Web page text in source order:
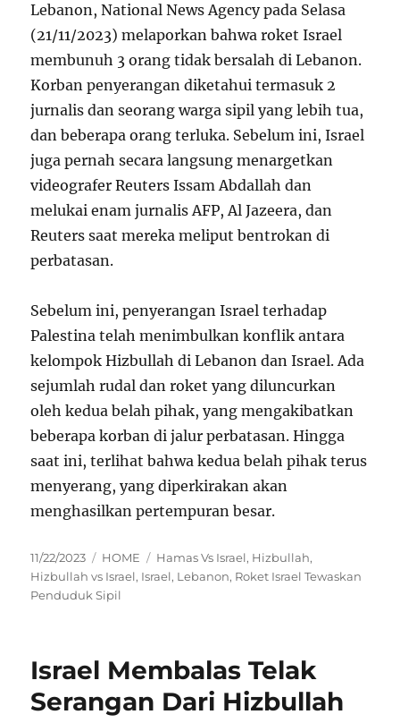
Lebanon, National News Agency pada Selasa
(21/11/2023) melaporkan bahwa roket Israel
membunuh 3 orang tidak bersalah di Lebanon.
Korban penyerangan diketahui termasuk 2
jurnalis dan seorang warga sipil yang lebih tua,
dan beberapa orang terluka. Sebelum ini, Israel
juga pernah secara langsung menargetkan
videografer Reuters Issam Abdallah dan
melukai enam jurnalis AFP, Al Jazeera, dan
Reuters saat mereka meliput bentrokan di
perbatasan.
Sebelum ini, penyerangan Israel terhadap
Palestina telah menimbulkan konflik antara
kelompok Hizbullah di Lebanon dan Israel. Ada
sejumlah rudal dan roket yang diluncurkan
oleh kedua belah pihak, yang mengakibatkan
beberapa korban di jalur perbatasan. Hingga
saat ini, terlihat bahwa kedua belah pihak terus
menyerang, yang diperkirakan akan
menghasilkan pertempuran besar.
Posted
on
11/22/2023 Categories
HOME Tags
Hamas Vs Israel, Hizbullah,
Hizbullah vs Israel, Israel, Lebanon, Roket Israel Tewaskan
Penduduk Sipil
Israel Membalas Telak
Serangan Dari Hizbullah